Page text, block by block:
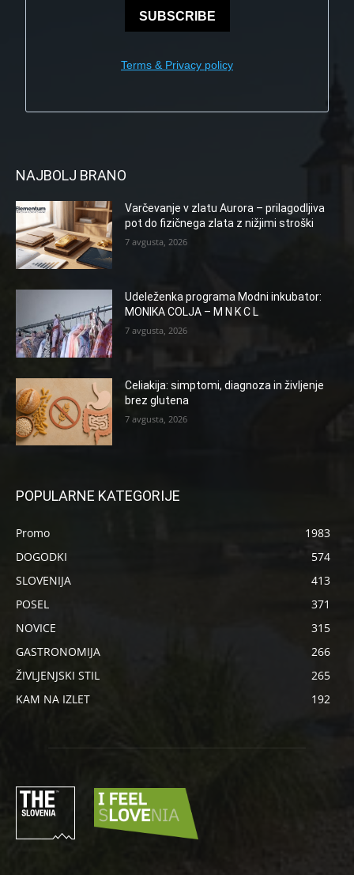
SUBSCRIBE
Terms & Privacy policy
NAJBOLJ BRANO
Varčevanje v zlatu Aurora – prilagodljiva
pot do fizičnega zlata z nižjimi stroški
7 avgusta, 2026
Udeleženka programa Modni inkubator:
MONIKA COLJA – M N K C L
7 avgusta, 2026
Celiakija: simptomi, diagnoza in življenje
brez glutena
7 avgusta, 2026
POPULARNE KATEGORIJE
Promo
1983
DOGODKI
574
SLOVENIJA
413
POSEL
371
NOVICE
315
GASTRONOMIJA
266
ŽIVLJENJSKI STIL
265
KAM NA IZLET
192